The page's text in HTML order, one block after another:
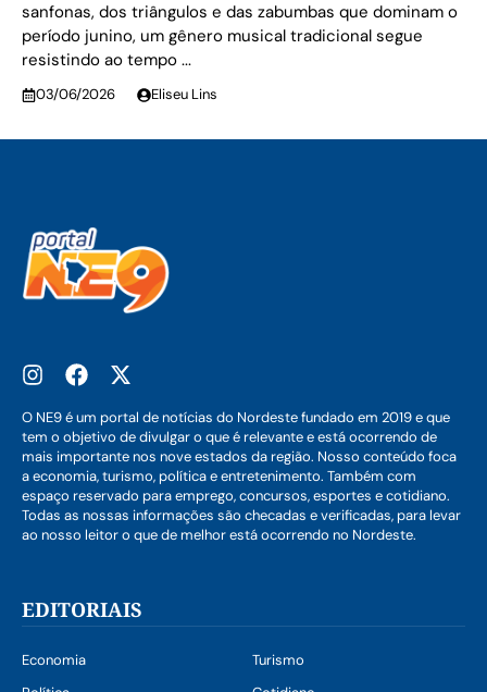
sanfonas, dos triângulos e das zabumbas que dominam o
período junino, um gênero musical tradicional segue
resistindo ao tempo ...
03/06/2026 Eliseu Lins
O NE9 é um portal de notícias do Nordeste fundado em 2019 e que
tem o objetivo de divulgar o que é relevante e está ocorrendo de
mais importante nos nove estados da região. Nosso conteúdo foca
a economia, turismo, política e entretenimento. Também com
espaço reservado para emprego, concursos, esportes e cotidiano.
Todas as nossas informações são checadas e verificadas, para levar
ao nosso leitor o que de melhor está ocorrendo no Nordeste.
EDITORIAIS
Economia
Turismo